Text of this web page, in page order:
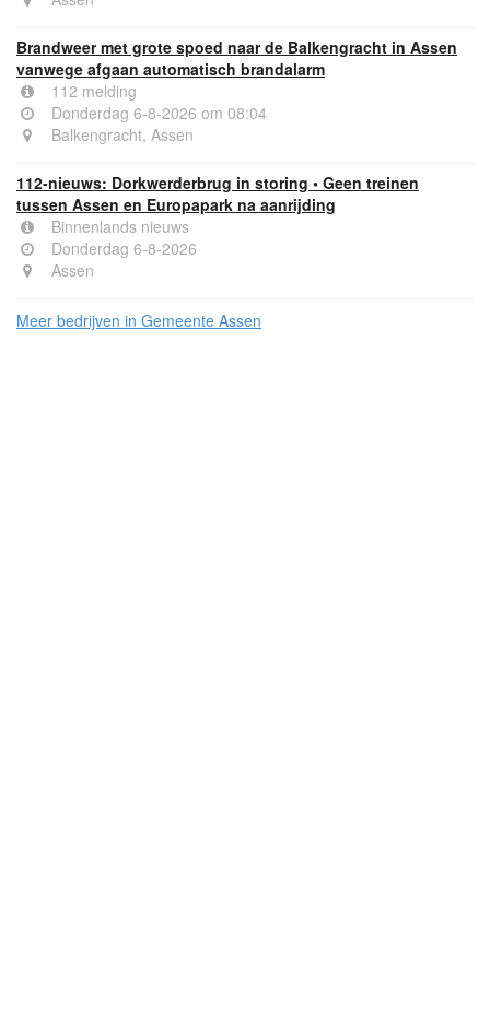
Brandweer met grote spoed naar de Balkengracht in Assen
vanwege afgaan automatisch brandalarm
112 melding
Donderdag 6-8-2026 om 08:04
Balkengracht, Assen
112-nieuws: Dorkwerderbrug in storing • Geen treinen
tussen Assen en Europapark na aanrijding
Binnenlands nieuws
Donderdag 6-8-2026
Assen
Meer bedrijven in Gemeente Assen